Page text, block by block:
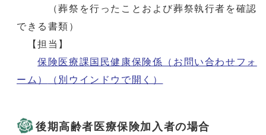
（葬祭を行ったことおよび葬祭執行者を確認
できる書類）
【担当】
保険医療課国民健康保険係（お問い合わせフォ
ーム）
（別ウインドウで開く）
後期高齢者医療保険加入者の場合